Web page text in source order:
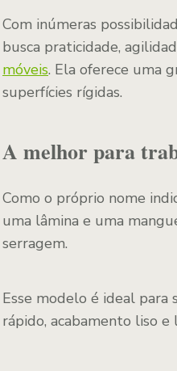
Com inúmeras
busca praticidade,
móveis. Ela oferece uma
superfícies rígidas.
A melhor para
Como o próprio nome
uma lâmina e uma
serragem.
Esse modelo é ideal para
rápido, acabamento liso